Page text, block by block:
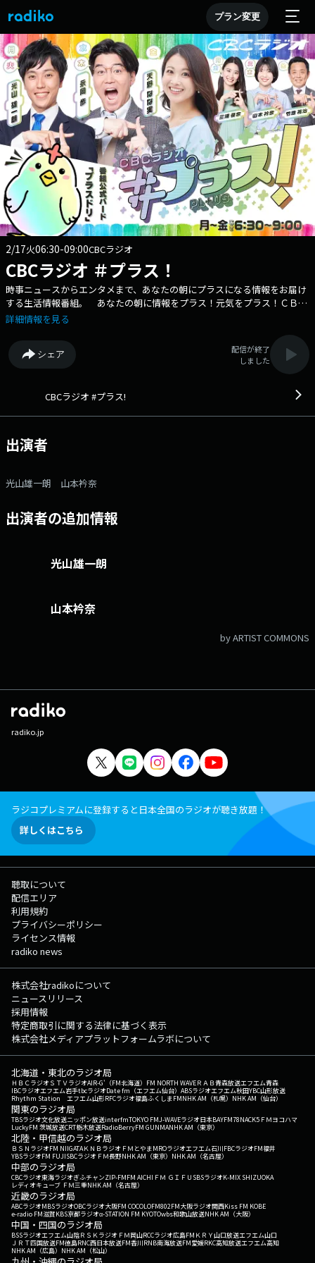
プラン変更
2/17火06:30-09:00CBCラジオ
CBCラジオ ＃プラス！
時事ニュースからエンタメまで、あなたの朝にプラスになる情報をお届け
する生活情報番組。 あなたの朝に情報をプラス！元気をプラス！ＣＢＣ
ラジオの朝は、「ＣＢＣラジオ #プラス！」 番組記事を読む→こち
詳細情報を見る
シェア
配信が終了
しました
CBCラジオ #プラス!
出演者
光山雄一朗 山本衿奈
出演者の追加情報
光山雄一朗
山本衿奈
by ARTIST COMMONS
radiko.jp
ラジコプレミアムに登録すると日本全国のラジオが聴き放題！
詳しくはこちら
聴取について
配信エリア
利用規約
プライバシーポリシー
ライセンス情報
radiko news
株式会社radikoについて
ニュースリリース
採用情報
特定商取引に関する法律に基づく表示
株式会社メディアプラットフォームラボについて
北海道・東北のラジオ局
ＨＢＣラジオＳＴＶラジオAIR-G'（FM北海道） FM NORTH WAVEＲＡＢ青森放送エフエム青森
IBCラジオエフエム岩手tbcラジオDate fm（エフエム仙台） ABSラジオエフエム秋田YBC山形放送
Rhythm Station エフエム山形RFCラジオ福島ふくしまFMNHK AM（札幌） NHK AM（仙台）
関東のラジオ局
TBSラジオ文化放送ニッポン放送interfmTOKYO FMJ-WAVEラジオ日本BAYFM78NACK5 ＦＭヨコハマ
LuckyFM 茨城放送CRT栃木放送RadioBerryFM GUNMANHK AM（東京）
北陸・甲信越のラジオ局
ＢＳＮラジオFM NIIGATAＫＮＢラジオ ＦＭとやまMROラジオエフエム石川FBCラジオFM福井
YBSラジオFM FUJISBCラジオ ＦＭ長野NHK AM（東京） NHK AM（名古屋）
中部のラジオ局
CBCラジオ東海ラジオぎふチャンZIP-FMFM AICHI ＦＭ ＧＩＦＵ SBSラジオK-MIX SHIZUOKA
レディオキューブ ＦＭ三重NHK AM（名古屋）
近畿のラジオ局
ABCラジオMBSラジオOBCラジオ大阪FM COCOLOFM802FM大阪ラジオ関西Kiss FM KOBE
e-radio FM滋賀KBS京都ラジオα-STATION FM KYOTOwbs和歌山放送NHK AM（大阪）
中国・四国のラジオ局
BSSラジオエフエム山陰ＲＳＫラジオ ＦＭ岡山RCCラジオ広島FM ＫＲＹ山口放送エフエム山口
ＪＲＴ四国放送FM徳島RNC西日本放送FM香川RNB南海放送FM愛媛RKC高知放送エフエム高知
NHK AM（広島） NHK AM（松山）